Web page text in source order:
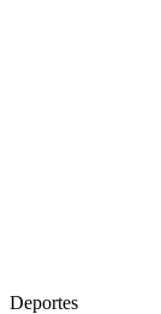
Deportes